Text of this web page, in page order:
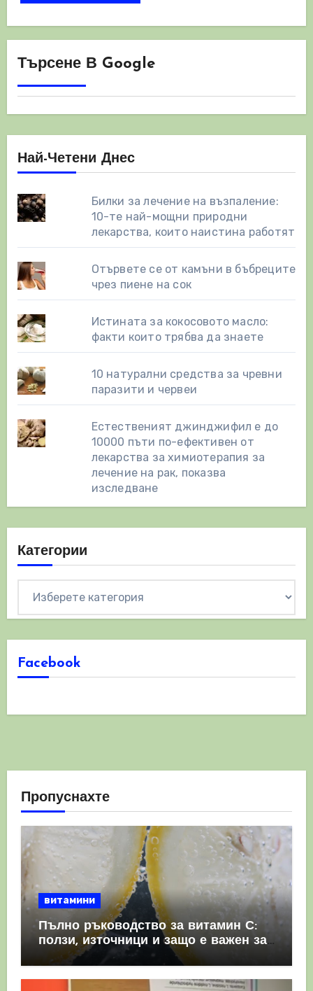
Търсене В Google
Най-Четени Днес
Билки за лечение на възпаление:
10-те най-мощни природни
лекарства, които наистина работят
Отървете се от камъни в бъбреците
чрез пиене на сок
Истината за кокосовото масло:
факти които трябва да знаете
10 натурални средства за чревни
паразити и червеи
Естественият джинджифил е до
10000 пъти по-ефективен от
лекарства за химиотерапия за
лечение на рак, показва
изследване
Категории
Facebook
Пропуснахте
витамини
Пълно ръководство за витамин С:
ползи, източници и защо е важен за
имунната система